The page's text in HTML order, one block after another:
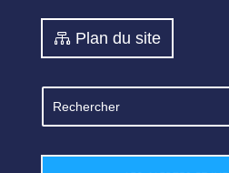
Plan du site